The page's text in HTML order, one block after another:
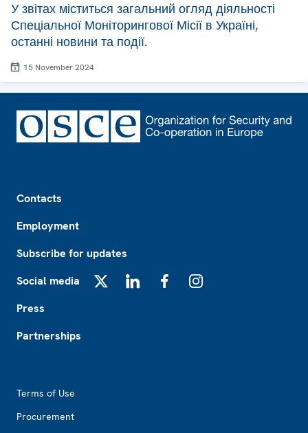
У звітах міститься загальний огляд діяльності
Спеціальної Моніторингової Місії в Україні,
останні новини та події.
15 November 2024
Contacts
Employment
Subscribe for updates
Social media
Press
Partnerships
Terms of Use
Procurement